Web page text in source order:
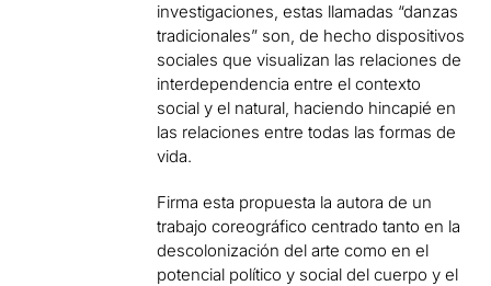
investigaciones, estas llamadas “danzas
tradicionales” son, de hecho dispositivos
sociales que visualizan las relaciones de
interdependencia entre el contexto
social y el natural, haciendo hincapié en
las relaciones entre todas las formas de
vida.
Firma esta propuesta la autora de un
trabajo coreográfico centrado tanto en la
descolonización del arte como en el
potencial político y social del cuerpo y el